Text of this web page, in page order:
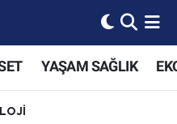
YAŞAM SAĞLIK